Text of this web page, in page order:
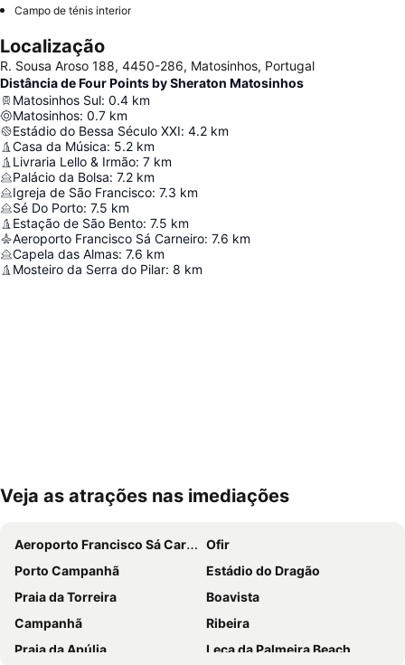
Campo de ténis interior
Localização
R. Sousa Aroso 188, 4450-286, Matosinhos, Portugal
Distância de Four Points by Sheraton Matosinhos
Matosinhos Sul: 0.4 km
Matosinhos: 0.7 km
Estádio do Bessa Século XXI: 4.2 km
Casa da Música: 5.2 km
Livraria Lello & Irmão: 7 km
Palácio da Bolsa: 7.2 km
Igreja de São Francisco: 7.3 km
Sé Do Porto: 7.5 km
Estação de São Bento: 7.5 km
Aeroporto Francisco Sá Carneiro: 7.6 km
Capela das Almas: 7.6 km
Mosteiro da Serra do Pilar: 8 km
Ampliar mapa
Veja as atrações nas imediações
Aeroporto Francisco Sá Carneiro
Ofir
Porto Campanhã
Estádio do Dragão
Praia da Torreira
Boavista
Campanhã
Ribeira
Praia da Apúlia
Leça da Palmeira Beach